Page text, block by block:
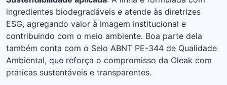
ingredientes biodegradáveis e atende às diretrizes
ESG, agregando valor à imagem institucional e
contribuindo com o meio ambiente. Boa parte dela
também conta com o Selo ABNT PE-344 de Qualidade
Ambiental, que reforça o compromisso da Oleak com
práticas sustentáveis e transparentes.